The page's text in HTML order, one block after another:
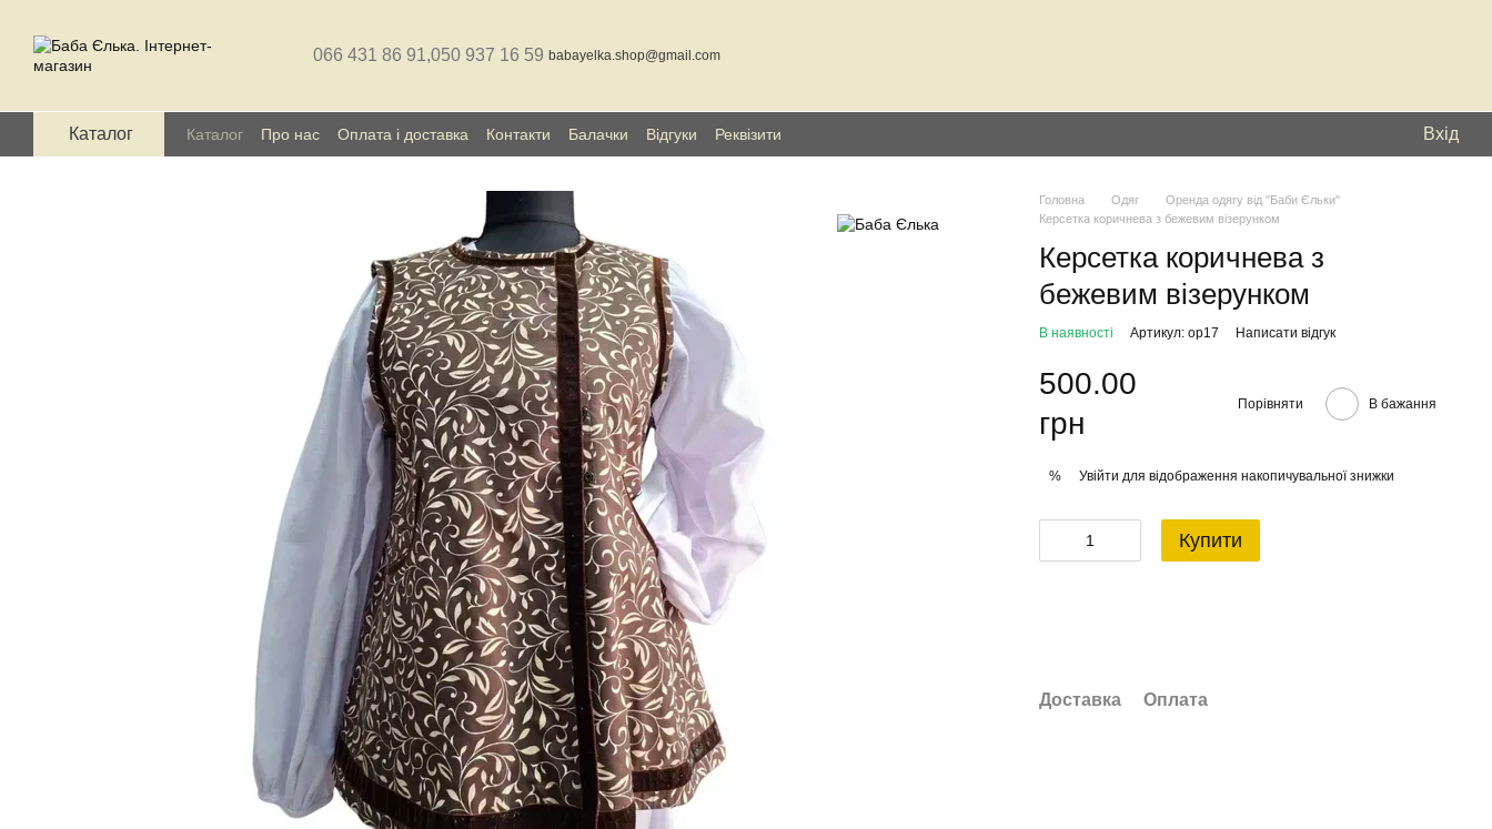
066 431 86 91,050 937 16 59 babayelka.shop@gmail.com
Каталог Каталог Про нас Оплата і доставка Контакти Балачки Відгуки Реквізити Вхід
Головна Одяг
Оренда одягу від "Баби Єльки"
Керсетка коричнева з бежевим візерунком
Керсетка коричнева з
бежевим візерунком
В наявності Артикул: ор17 Написати відгук
500.00
грн
Порівняти В бажання
% Увійти для відображення накопичувальної знижки
Купити
Доставка Оплата